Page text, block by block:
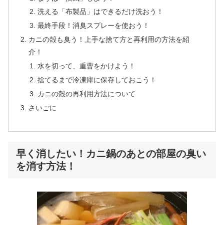
洗える「布製品」はできるだけ洗おう！
最終手段！消臭スプレーを使おう！
カニの殻も臭う！上手な捨て方と再利用の方法を紹
介！
水を切って、重曹をかけよう！
捨てるまで冷凍庫に保存しておこう！
カニの殻の再利用方法について
さいごに
早く消したい！カニ鍋のあとの部屋の臭い
を消す方法！